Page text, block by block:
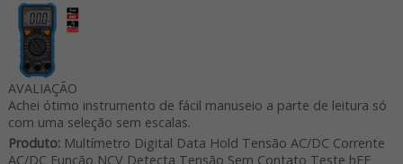
AVALIAÇÃO
Achei ótimo instrumento de fácil manuseio a parte de leitura só
com uma seleção sem escalas.
Produto:Multímetro Digital Data Hold Tensão AC/DC Corrente
AC/DC Função NCV Detecta Tensão Sem Contato Teste hFE